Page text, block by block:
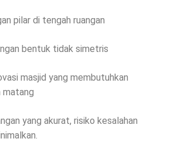
pilar di tengah ruangan
bentuk tidak simetris
masjid yang membutuhkan
matang
yang akurat, risiko kesalahan